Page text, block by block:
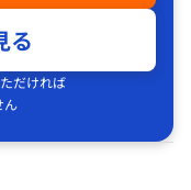
る
だければ
ん